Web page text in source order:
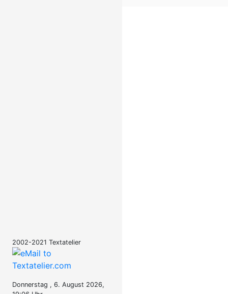
2002-2021 Textatelier
Donnerstag , 6. August 2026,